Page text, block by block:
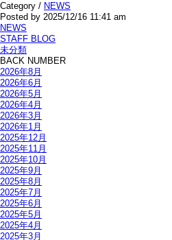
Category / NEWS
Posted by 2025/12/16 11:41 am
NEWS
STAFF BLOG
未分類
BACK NUMBER
2026年8月
2026年6月
2026年5月
2026年4月
2026年3月
2026年1月
2025年12月
2025年11月
2025年10月
2025年9月
2025年8月
2025年7月
2025年6月
2025年5月
2025年4月
2025年3月